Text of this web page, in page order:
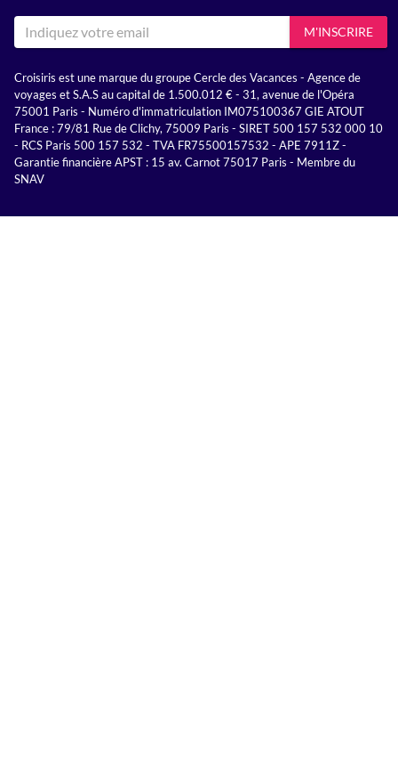
M'INSCRIRE
Croisiris est une marque du groupe Cercle des Vacances - Agence de
voyages et S.A.S au capital de 1.500.012 € - 31, avenue de l'Opéra
75001 Paris - Numéro d'immatriculation IM075100367 GIE ATOUT
France : 79/81 Rue de Clichy, 75009 Paris - SIRET 500 157 532 000 10
- RCS Paris 500 157 532 - TVA FR75500157532 - APE 7911Z -
Garantie financière APST : 15 av. Carnot 75017 Paris - Membre du
SNAV